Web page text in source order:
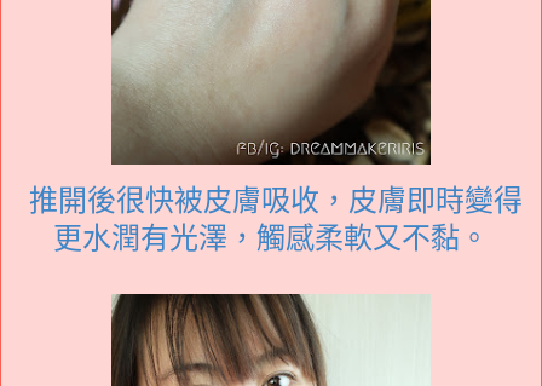
推開後很快被皮膚吸收，皮膚即時變得
更水潤有光澤，觸感柔軟又不黏。